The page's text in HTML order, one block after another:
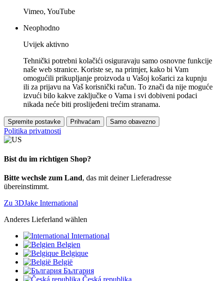
Vimeo, YouTube
Neophodno
Uvijek aktivno
Tehnički potrebni kolačići osiguravaju samo osnovne funkcije
naše web stranice. Koriste se, na primjer, kako bi Vam
omogućili prikupljanje proizvoda u Vašoj košarici za kupnju
ili za prijavu na Vaš korisnički račun. To znači da nije moguće
izvući bilo kakve zaključke o Vama i svi dobiveni podaci
nikada neće biti proslijeđeni trećim stranama.
Spremite postavke Prihvaćam Samo obavezno
Politika privatnosti
Bist du im richtigen Shop?
Bitte wechsle zum Land, das mit deiner Lieferadresse
übereinstimmt.
Zu 3DJake International
Anderes Lieferland wählen
International
Belgien
Belgique
België
България
Česká republika